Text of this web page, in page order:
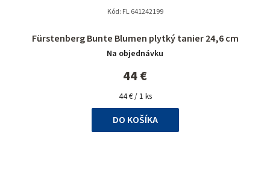
Fürstenberg Bunte Blumen plytký tanier 24,6 cm
Na objednávku
44 €
Jednotková
cena:
44 € / 1 ks
DO KOŠÍKA
Kód: FL 641242199